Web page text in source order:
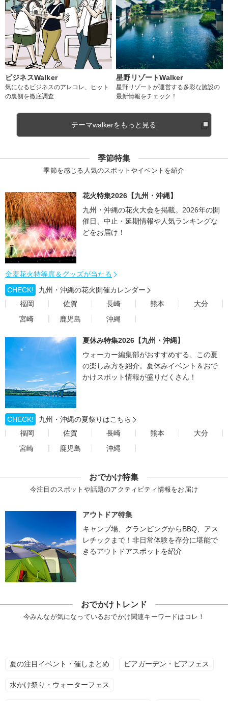
ビジネスWalker
気になるビジネスのアレコレ、ヒット
の裏側を徹底調査
星野リゾートWalker
星野リゾートが運営する多彩な施設の
最新情報をチェック！
テーマwalkerをもっと見る
季節特集
季節を感じる人気のスポットやイベントを紹介
花火特集2026【九州・沖縄】
九州・沖縄の花火大会を掲載。2026年の開
催日、中止・延期情報や人気ランキングな
どをお届け！
金麦花火特等席＆グッズが当たる
CHECK!
九州・沖縄の花火開催カレンダー
福岡
佐賀 長崎 熊本
大分
宮崎
鹿児島 沖縄
夏休み特集2026【九州・沖縄】
ウォーカー編集部がおすすめする、この夏
の楽しみ方を紹介。夏休みイベント＆おで
かけスポット情報が盛りだくさん！
CHECK!
九州・沖縄の夏祭りはこちら
福岡
佐賀 長崎 熊本
大分
宮崎
鹿児島 沖縄
おでかけ特集
今注目のスポットや話題のアクティビティ情報をお届け
アウトドア特集
キャンプ場、グランピングからBBQ、アス
レチックまで！非日常体験を存分に堪能で
きるアウトドアスポットを紹介
おでかけトレンド
今みんなが気になっているおでかけ関連キーワードはコレ！
夏の注目イベント・催しまとめ ビアガーデン・ビアフェス
水かけ祭り・ウォーターフェス